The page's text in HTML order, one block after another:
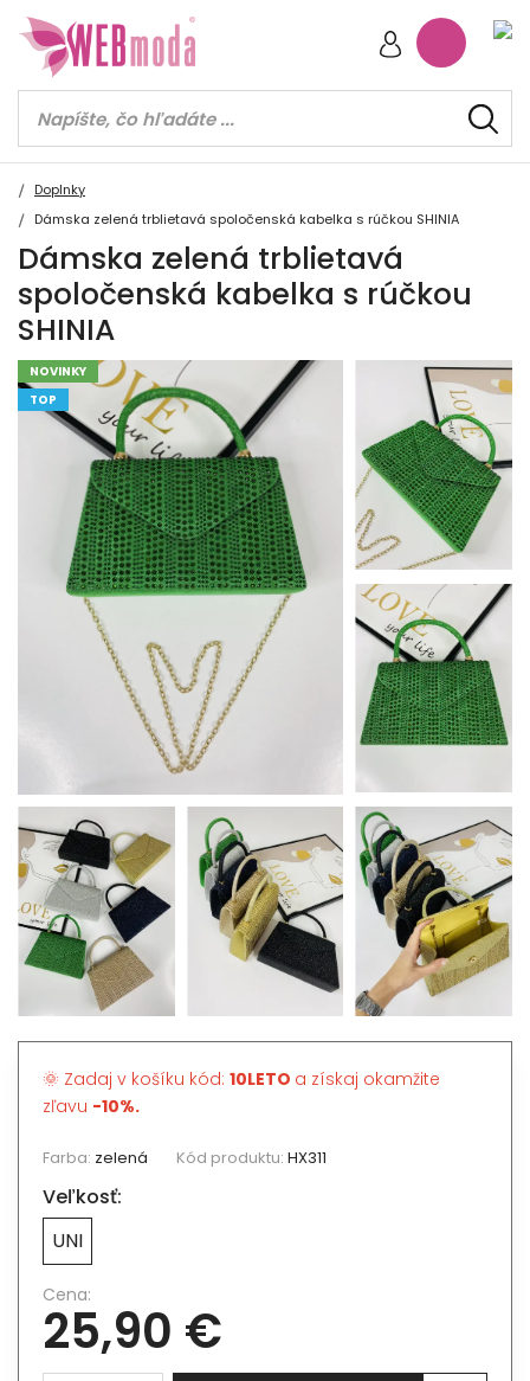
Doplnky
Dámska zelená trblietavá spoločenská kabelka s rúčkou SHINIA
Dámska zelená trblietavá
spoločenská kabelka s rúčkou
SHINIA
NOVINKY
TOP
🌞 Zadaj v košíku kód: 10LETO a získaj okamžite
zľavu -10%.
Farba: zelená Kód produktu: HX311
Veľkosť:
UNI
Cena:
25,90 €